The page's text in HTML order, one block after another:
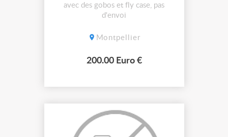
avec des gobos et fly case, pas
d'envoi
Montpellier
200.00 Euro €